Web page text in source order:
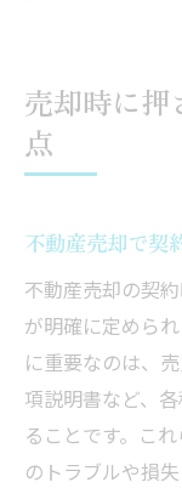
売却時に押
点
不動産売却で契
不動産売却の契
が明確に定めら
に重要なのは、
項説明書など、
ることです。こ
のトラブルや損